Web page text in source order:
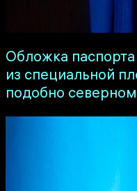
Обложка
из специальной
подобно